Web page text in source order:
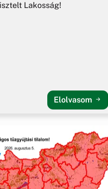
Lakosság!
Elolvasom